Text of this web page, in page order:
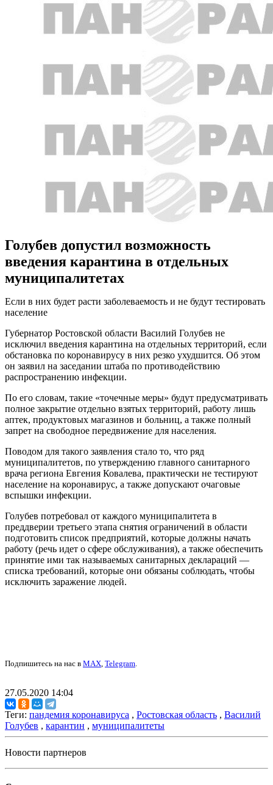
Голубев допустил возможность
введения карантина в отдельных
муниципалитетах
Если в них будет расти заболеваемость и не будут тестировать
население
Губернатор Ростовской области Василий Голубев не
исключил введения карантина на отдельных территорий, если
обстановка по коронавирусу в них резко ухудшится. Об этом
он заявил на заседании штаба по противодействию
распространению инфекции.
По его словам, такие «точечные меры» будут предусматривать
полное закрытие отдельно взятых территорий, работу лишь
аптек, продуктовых магазинов и больниц, а также полный
запрет на свободное передвижение для населения.
Поводом для такого заявления стало то, что ряд
муниципалитетов, по утверждению главного санитарного
врача региона Евгения Ковалева, практически не тестируют
население на коронавирус, а также допускают очаговые
вспышки инфекции.
Голубев потребовал от каждого муниципалитета в
преддверии третьего этапа снятия ограничений в области
подготовить список предприятий, которые должны начать
работу (речь идет о сфере обслуживания), а также обеспечить
принятие ими так называемых санитарных деклараций —
списка требований, которые они обязаны соблюдать, чтобы
исключить заражение людей.
Подпишитесь на нас в MAX, Telegram.
27.05.2020 14:04
Теги: пандемия коронавируса , Ростовская область , Василий
Голубев , карантин , муниципалитеты
Новости партнеров